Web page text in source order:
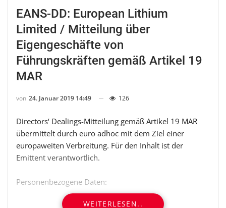
EANS-DD: European Lithium
Limited / Mitteilung über
Eigengeschäfte von
Führungskräften gemäß Artikel 19
MAR
von 24. Januar 2019 14:49 126
Directors‘ Dealings-Mitteilung gemäß Artikel 19 MAR
übermittelt durch euro adhoc mit dem Ziel einer
europaweiten Verbreitung. Für den Inhalt ist der
Emittent verantwortlich.
Personenbezogene Daten:
WEITERLESEN..